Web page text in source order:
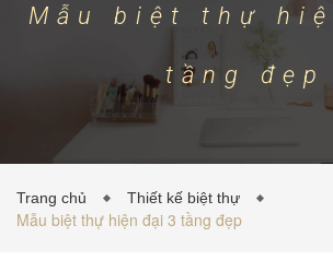
THIẾT KẾ
Mẫu biệt thự
tầng đẹp
Trang chủ Thiết kế biệt thự
Mẫu biệt thự hiện đại 3 tầng đẹp